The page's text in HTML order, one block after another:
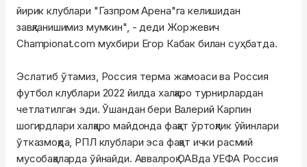
йирик клублари "Газпром Арена"га келишидан
завқланишимиз мумкин", - деди Жоржевич
Championat.com мухбири Егор Кабак билан суҳбатда.
Эслатиб ўтамиз, Россия терма жамоаси ва Россия
футбол клублари 2022 йилда халқаро турнирлардан
четлатилган эди. Ўшандан бери Валерий Карпин
шогирдлари халқаро майдонда фақат ўртоқлик ўйинлари
ўтказмоқда, РПЛ клублари эса фақат ички расмий
мусобақаларда ўйнайди. Аввалроқ ОАВда УEФА Россия